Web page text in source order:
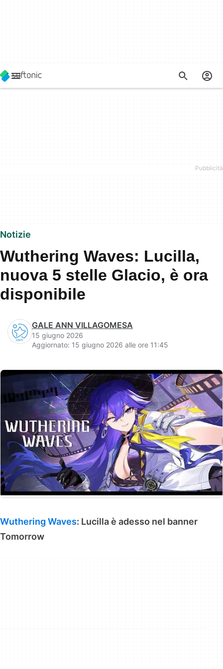
Notizie
Wuthering Waves: Lucilla,
nuova 5 stelle Glacio, è ora
disponibile
GALE ANN VILLAGOMESA
15 giugno 2026
Aggiornato: 15 giugno 2026 alle ore 11:45
Wuthering Waves: Lucilla è adesso nel banner
Tomorrow